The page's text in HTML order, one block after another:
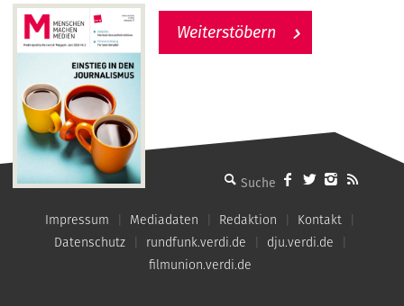
MMM - Menschen machen Medien
Weiterstöbern
Impressum Mediadaten Redaktion
Kontakt
Datenschutz
rundfunk.verdi.de
dju.verdi.de
filmunion.verdi.de